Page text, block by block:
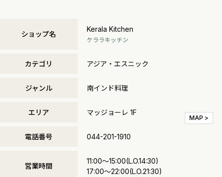
ショップ名
Kerala Kitchen
ケララキッチン
カテゴリ アジア・エスニック
ジャンル 南インド料理
エリア マッジョーレ 1F
MAP >
電話番号 044-201-1910
営業時間
11:00～15:00(L.O.14:30)
17:00～22:00(L.O.21:30)